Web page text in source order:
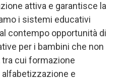
attiva e garantisce la
i sistemi educativi
contempo opportunità di
per i bambini che non
cui formazione
e